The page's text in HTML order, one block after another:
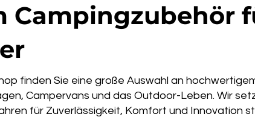
Campingzubehör
finden Sie eine große Auswahl an
Campervans und das Outdoor-Leben. Wir
für Zuverlässigkeit, Komfort und Innovation